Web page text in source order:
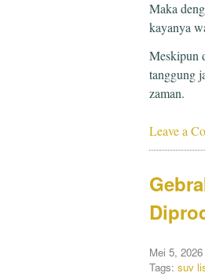
Maka
kayanya
Meskipun
tanggung
zaman.
Leave a
Mei 5, 2026
Tags: suv